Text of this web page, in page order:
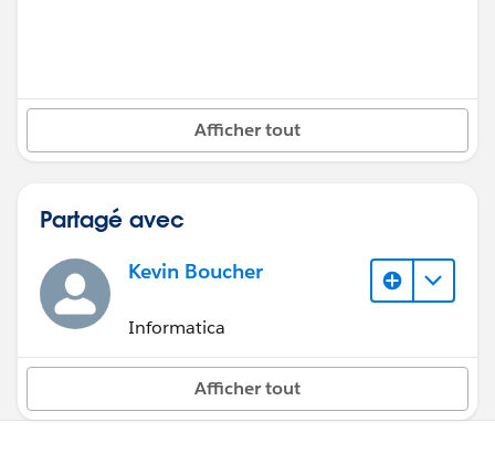
Afficher tout
Partagé avec
Kevin Boucher
Informatica
Afficher tout